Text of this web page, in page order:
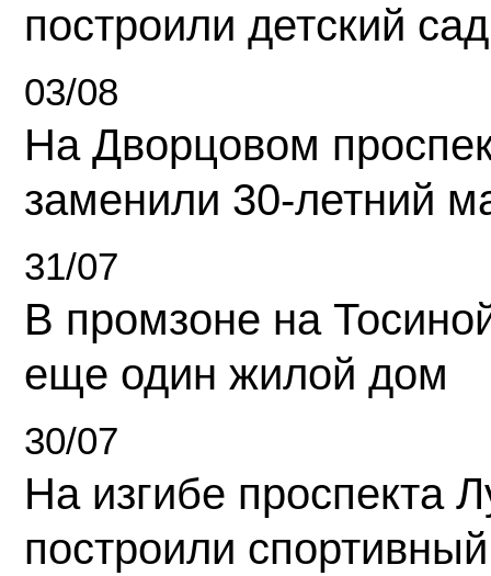
построили детский сад
03/08
На Дворцовом
заменили 30-летний
31/07
В промзоне на
еще один жилой дом
30/07
На изгибе проспекта
построили